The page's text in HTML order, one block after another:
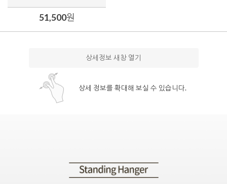
51,500원
상세정보 새창 열기
상세 정보를 확대해 보실 수 있습니다.